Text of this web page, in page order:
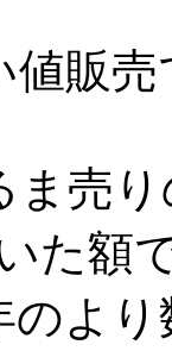
販
ま売
た額
のよ